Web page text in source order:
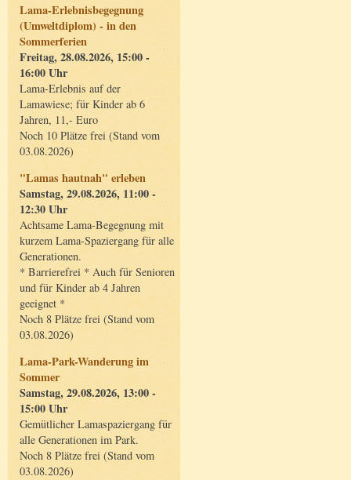
Lama-Erlebnisbegegnung
(Umweltdiplom) - in den
Sommerferien
Freitag, 28.08.2026, 15:00 -
16:00 Uhr
Lama-Erlebnis auf der
Lamawiese; für Kinder ab 6
Jahren, 11,- Euro
Noch 10 Plätze frei (Stand vom
03.08.2026)
"Lamas hautnah" erleben
Samstag, 29.08.2026, 11:00 -
12:30 Uhr
Achtsame Lama-Begegnung mit
kurzem Lama-Spaziergang für alle
Generationen.
* Barrierefrei * Auch für Senioren
und für Kinder ab 4 Jahren
geeignet *
Noch 8 Plätze frei (Stand vom
03.08.2026)
Lama-Park-Wanderung im
Sommer
Samstag, 29.08.2026, 13:00 -
15:00 Uhr
Gemütlicher Lamaspaziergang für
alle Generationen im Park.
Noch 8 Plätze frei (Stand vom
03.08.2026)